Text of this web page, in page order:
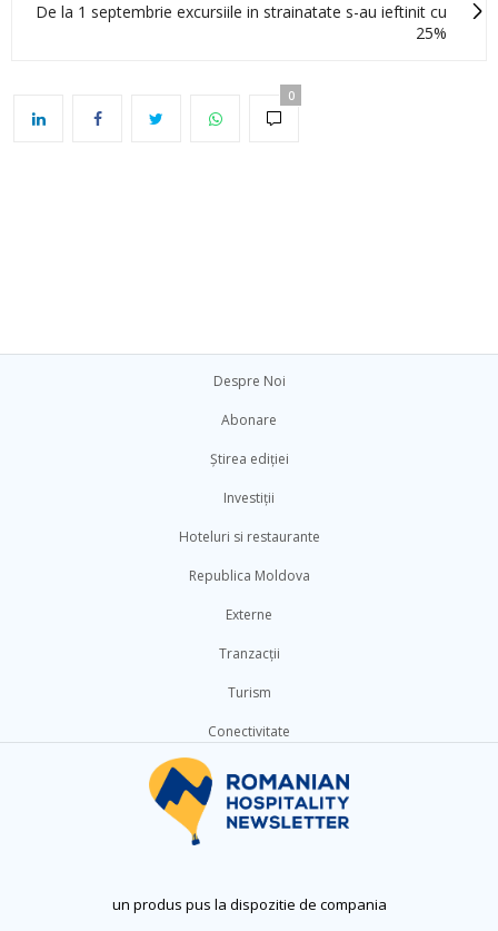
De la 1 septembrie excursiile in strainatate s-au ieftinit cu
25%
0
Despre Noi
Abonare
Știrea ediției
Investiții
Hoteluri si restaurante
Republica Moldova
Externe
Tranzacții
Turism
Conectivitate
un produs pus la dispozitie de compania